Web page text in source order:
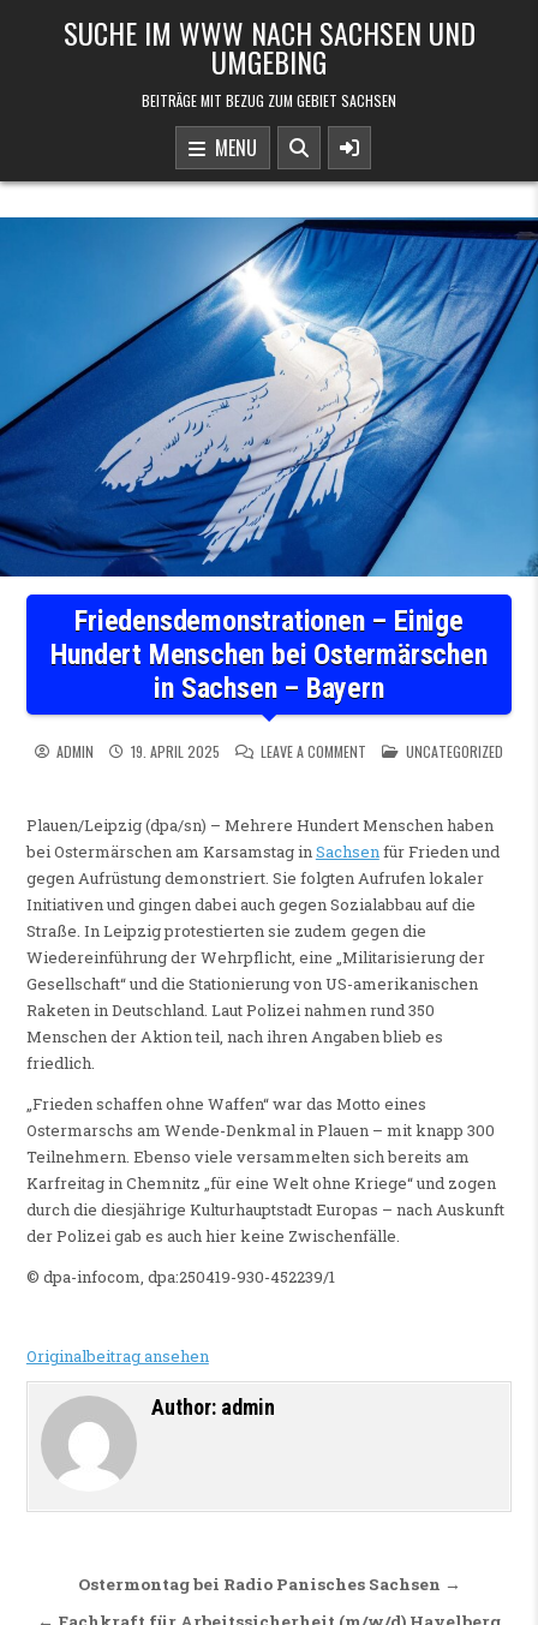
SUCHE IM WWW NACH SACHSEN UND
UMGEBING
BEITRÄGE MIT BEZUG ZUM GEBIET SACHSEN
MENU
Friedensdemonstrationen – Einige
Hundert Menschen bei Ostermärschen
in Sachsen – Bayern
ADMIN 19. APRIL 2025 LEAVE A COMMENT ON POSTED IN
UNCATEGORIZED
Plauen/Leipzig (dpa/sn) – Mehrere Hundert Menschen haben
bei Ostermärschen am Karsamstag inSachsenfür Frieden und
gegen Aufrüstung demonstriert. Sie folgten Aufrufen lokaler
Initiativen und gingen dabei auch gegen Sozialabbau auf die
Straße. In Leipzig protestierten sie zudem gegen die
Wiedereinführung der Wehrpflicht, eine „Militarisierung der
Gesellschaft“ und die Stationierung von US-amerikanischen
Raketen in Deutschland. Laut Polizei nahmen rund 350
Menschen der Aktion teil, nach ihren Angaben blieb es
friedlich.
„Frieden schaffen ohne Waffen“ war das Motto eines
Ostermarschs am Wende-Denkmal in Plauen – mit knapp 300
Teilnehmern. Ebenso viele versammelten sich bereits am
Karfreitag in Chemnitz „für eine Welt ohne Kriege“ und zogen
durch die diesjährige Kulturhauptstadt Europas – nach Auskunft
der Polizei gab es auch hier keine Zwischenfälle.
© dpa-infocom, dpa:250419-930-452239/1
Originalbeitrag ansehen
Author: admin
Beitragsnavigation
Ostermontag bei Radio Panisches Sachsen →